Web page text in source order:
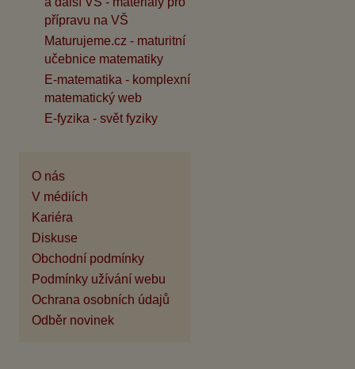
přípravu na VŠ
Maturujeme.cz - maturitní
učebnice matematiky
E-matematika - komplexní
matematický web
E-fyzika - svět fyziky
O nás
V médiích
Kariéra
Diskuse
Obchodní podmínky
Podmínky užívání webu
Ochrana osobních údajů
Odběr novinek